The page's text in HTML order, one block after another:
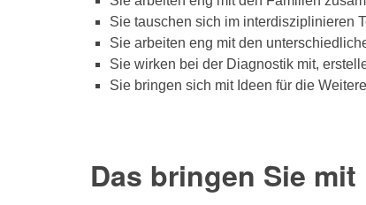
Sie tauschen sich im interdisziplinieren
Sie arbeiten eng mit den
Sie wirken bei der Diagnostik mit,
Sie bringen sich mit Ideen für die
Das bringen Sie mit